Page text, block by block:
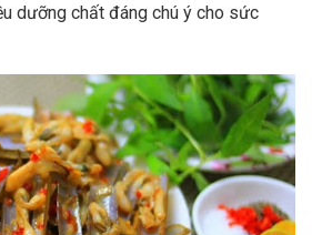
dưỡng chất đáng chú ý cho sức